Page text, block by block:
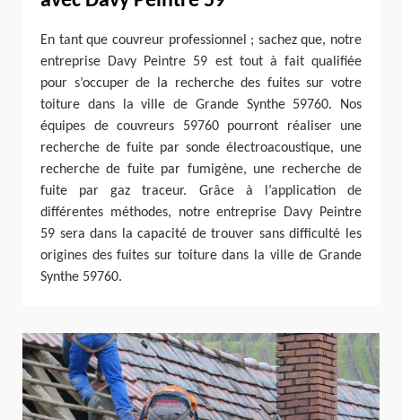
En tant que couvreur professionnel ; sachez que, notre
entreprise Davy Peintre 59 est tout à fait qualifiée
pour s’occuper de la recherche des fuites sur votre
toiture dans la ville de Grande Synthe 59760. Nos
équipes de couvreurs 59760 pourront réaliser une
recherche de fuite par sonde électroacoustique, une
recherche de fuite par fumigène, une recherche de
fuite par gaz traceur. Grâce à l’application de
différentes méthodes, notre entreprise Davy Peintre
59 sera dans la capacité de trouver sans difficulté les
origines des fuites sur toiture dans la ville de Grande
Synthe 59760.